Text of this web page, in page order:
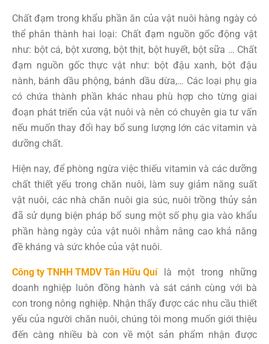
Chất đạm trong khẩu phần ăn của vật nuôi hàng ngày có
thể phân thành hai loại: Chất đạm nguồn gốc động vật
như: bột cá, bột xương, bột thịt, bột huyết, bột sữa … Chất
đạm nguồn gốc thực vật như: bột đậu xanh, bột đậu
nành, bánh dầu phộng, bánh dầu dừa,… Các loại phụ gia
có chứa thành phần khác nhau phù hợp cho từng giai
đoạn phát triển của vật nuôi và nên có chuyên gia tư vấn
nếu muốn thay đổi hay bổ sung lượng lớn các vitamin và
dưỡng chất.
Hiện nay, để phòng ngừa việc thiếu vitamin và các dưỡng
chất thiết yếu trong chăn nuôi, làm suy giảm năng suất
vật nuôi, các nhà chăn nuôi gia súc, nuôi trồng thủy sản
đã sử dụng biện pháp bổ sung một số phụ gia vào khẩu
phần hàng ngày của vật nuôi nhằm nâng cao khả năng
đề kháng và sức khỏe của vật nuôi.
Công ty TNHH TMDV Tân Hữu Quílà một trong những
doanh nghiệp luôn đồng hành và sát cánh cùng với bà
con trong nông nghiệp. Nhận thấy được các nhu cầu thiết
yếu của người chăn nuôi, chúng tôi mong muốn giới thiệu
đến càng nhiều bà con về một sản phẩm nhận được